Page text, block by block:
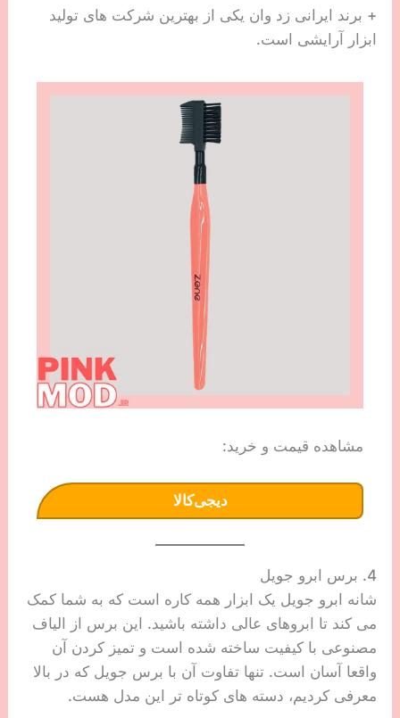
+ برند ایرانی زد وان یکی از بهترین شرکت های تولید
ابزار آرایشی است.
مشاهده قیمت و خرید:
دیجی‌کالا
4. برس ابرو جویل
شانه ابرو جویل یک ابزار همه کاره است که به شما کمک
می کند تا ابروهای عالی داشته باشید. این برس از الیاف
مصنوعی با کیفیت ساخته شده است و تمیز کردن آن
واقعا آسان است. تنها تفاوت آن با برس جویل که در بالا
معرفی کردیم، دسته های کوتاه تر این مدل هست.